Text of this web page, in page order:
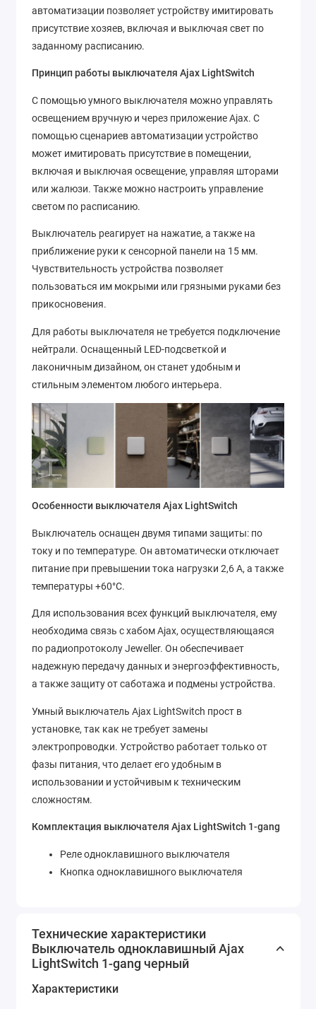
автоматизации позволяет устройству имитировать
присутствие хозяев, включая и выключая свет по
заданному расписанию.
Принцип работы выключателя Ajax LightSwitch
С помощью умного выключателя можно управлять
освещением вручную и через приложение Ajax. С
помощью сценариев автоматизации устройство
может имитировать присутствие в помещении,
включая и выключая освещение, управляя шторами
или жалюзи. Также можно настроить управление
светом по расписанию.
Выключатель реагирует на нажатие, а также на
приближение руки к сенсорной панели на 15 мм.
Чувствительность устройства позволяет
пользоваться им мокрыми или грязными руками без
прикосновения.
Для работы выключателя не требуется подключение
нейтрали. Оснащенный LED-подсветкой и
лаконичным дизайном, он станет удобным и
стильным элементом любого интерьера.
Особенности выключателя Ajax LightSwitch
Выключатель оснащен двумя типами защиты: по
току и по температуре. Он автоматически отключает
питание при превышении тока нагрузки 2,6 А, а также
температуры +60°C.
Для использования всех функций выключателя, ему
необходима связь с хабом Ajax, осуществляющаяся
по радиопротоколу Jeweller. Он обеспечивает
надежную передачу данных и энергоэффективность,
а также защиту от саботажа и подмены устройства.
Умный выключатель Ajax LightSwitch прост в
установке, так как не требует замены
электропроводки. Устройство работает только от
фазы питания, что делает его удобным в
использовании и устойчивым к техническим
сложностям.
Комплектация выключателя Ajax LightSwitch 1-gang
Реле одноклавишного выключателя
Кнопка одноклавишного выключателя
Технические характеристики
Выключатель одноклавишный Ajax
LightSwitch 1-gang черный
Характеристики